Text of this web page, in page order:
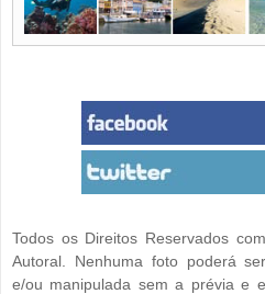
Todos os Direitos Reservados
Autoral. Nenhuma foto poderá
e/ou manipulada sem a prévia e